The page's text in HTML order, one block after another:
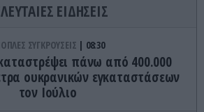
ΕΙΔΗΣΕΙΣ
ΣΥΓΚΡΟΥΣΕΙΣ 08:30
πάνω από 400.000
ουκρανικών εγκαταστάσεων
τον Ιούλιο